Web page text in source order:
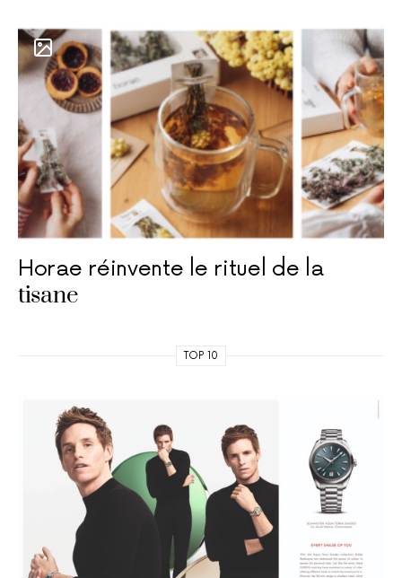
Horae réinvente le rituel de la
tisane
TOP 10